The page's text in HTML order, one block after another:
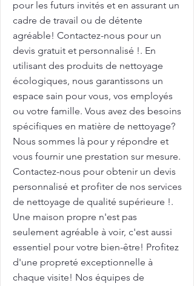
pour les futurs invités et en assurant un
cadre de travail ou de détente
agréable! Contactez-nous pour un
devis gratuit et personnalisé !. En
utilisant des produits de nettoyage
écologiques, nous garantissons un
espace sain pour vous, vos employés
ou votre famille. Vous avez des besoins
spécifiques en matière de nettoyage?
Nous sommes là pour y répondre et
vous fournir une prestation sur mesure.
Contactez-nous pour obtenir un devis
personnalisé et profiter de nos services
de nettoyage de qualité supérieure !.
Une maison propre n'est pas
seulement agréable à voir, c'est aussi
essentiel pour votre bien-être! Profitez
d'une propreté exceptionnelle à
chaque visite! Nos équipes de